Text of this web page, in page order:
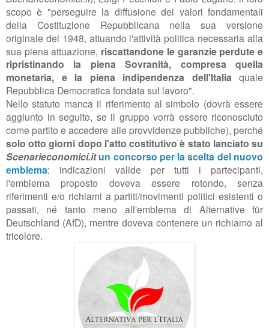
scopo è "perseguire la diffusione dei valori fondamentali
della Costituzione Repubblicana nella sua versione
originale del 1948, attuando l'attività politica necessaria alla
sua piena attuazione, riscattandone le garanzie perdute e
ripristinando la piena Sovranità, compresa quella
monetaria, e la piena indipendenza dell'Italia quale
Repubblica Democratica fondata sul lavoro".
Nello statuto manca il riferimento al simbolo (dovrà essere
aggiunto in seguito, se il gruppo vorrà essere riconosciuto
come partito e accedere alle provvidenze pubbliche), perché
solo otto giorni dopo l'atto costitutivo è stato lanciato su
Scenarieconomici.it un concorso per la scelta del nuovo
emblema: indicazioni valide per tutti i partecipanti,
l'emblema proposto doveva essere rotondo, senza
riferimenti e/o richiami a partiti/movimenti politici esistenti o
passati, né tanto meno all'emblema di Alternative für
Deutschland (AfD), mentre doveva contenere un richiamo al
tricolore.